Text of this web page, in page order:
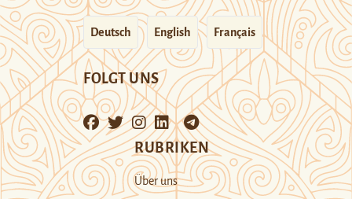
Deutsch English Français
FOLGT UNS
RUBRIKEN
Über uns